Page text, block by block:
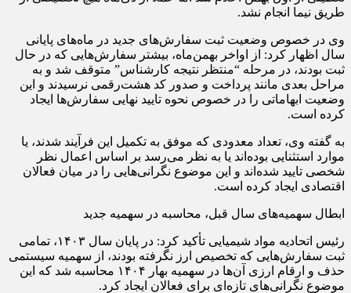
طریق نیما انجام نشد.
وی در خصوص وضعیت ثبت سفارش‌های جدید در ماه‌های پایانی
سال اظهار کرد: از اواخر بهمن‌ماه، بیشتر سفارش‌هایی که در حال
ثبت بودند، در مرحله “منتظر نتیجه کارشناس” متوقف شد و به
مراحل بعدی مانند پرداخت و صدور کد هشت‌رقمی نرسیدند و این
وضعیت ابهاماتی را در خصوص نحوه تایید نهایی سفارش‌ها ایجاد
کرده است.
به گفته وی، تعداد معدودی که موفق به تکمیل این فرآیند شدند، یا
موارد استثنایی بوده‌اند یا به نظر می‌رسد بر اساس اعمال نظر
شخصی تایید شده‌اند و این موضوع نگرانی‌هایی را در میان فعالان
اقتصادی ایجاد کرده است.
ابطال سهمیه‌های سال قبل، محاسبه در سهمیه جدید
رئیس اتحادیه مواد شیمیایی تأکید کرد: در پایان سال ۱۴۰۳، تمامی
ثبت سفارش‌هایی که تخصیص ارز نگرفته بودند، از سهمیه سیستمی
حذف و ارقام ارزی آن‌ها در سهمیه بهار ۱۴۰۴ محاسبه شد که این
موضوع نگرانی‌های تازه‌ای برای فعالان ایجاد کرد.